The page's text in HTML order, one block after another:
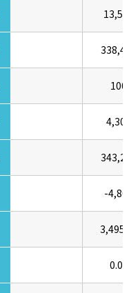
13,500
338,400
100
4,300
343,200
-4,800
3,495.00
0.00